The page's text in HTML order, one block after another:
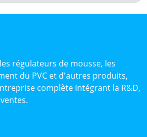
régulateurs de mousse, les
du PVC et d'autres produits,
complète intégrant la R&D,